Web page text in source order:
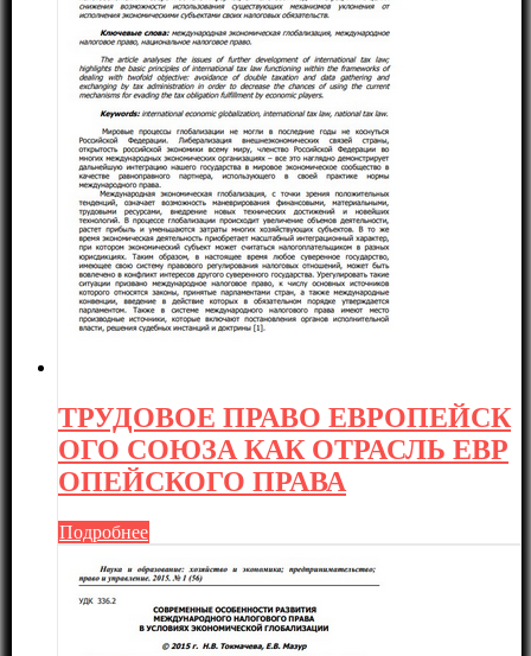
ТРУДОВОЕ ПРАВО ЕВРОПЕЙСК
ОГО СОЮЗА КАК ОТРАСЛЬ ЕВР
ОПЕЙСКОГО ПРАВА
Подробнее